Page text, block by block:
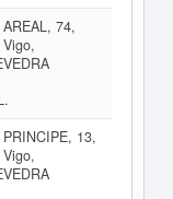
74,
13,